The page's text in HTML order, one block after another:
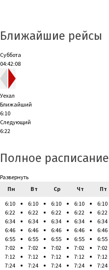
Ближайшие рейсы
Суббота
04:42:09
Уехал
Ближайший
6:10
Следующий
6:22
Полное расписание
Развернуть
Пн
Вт Ср Чт Пт
6:10
6:22
6:34
6:46
6:55
7:02
7:12
7:24
6:10
6:22
6:34
6:46
6:55
7:02
7:12
7:24
6:10
6:22
6:34
6:46
6:55
7:02
7:12
7:24
6:10
6:22
6:34
6:46
6:55
7:02
7:12
7:24
6:10
6:22
6:34
6:46
6:55
7:02
7:12
7:24